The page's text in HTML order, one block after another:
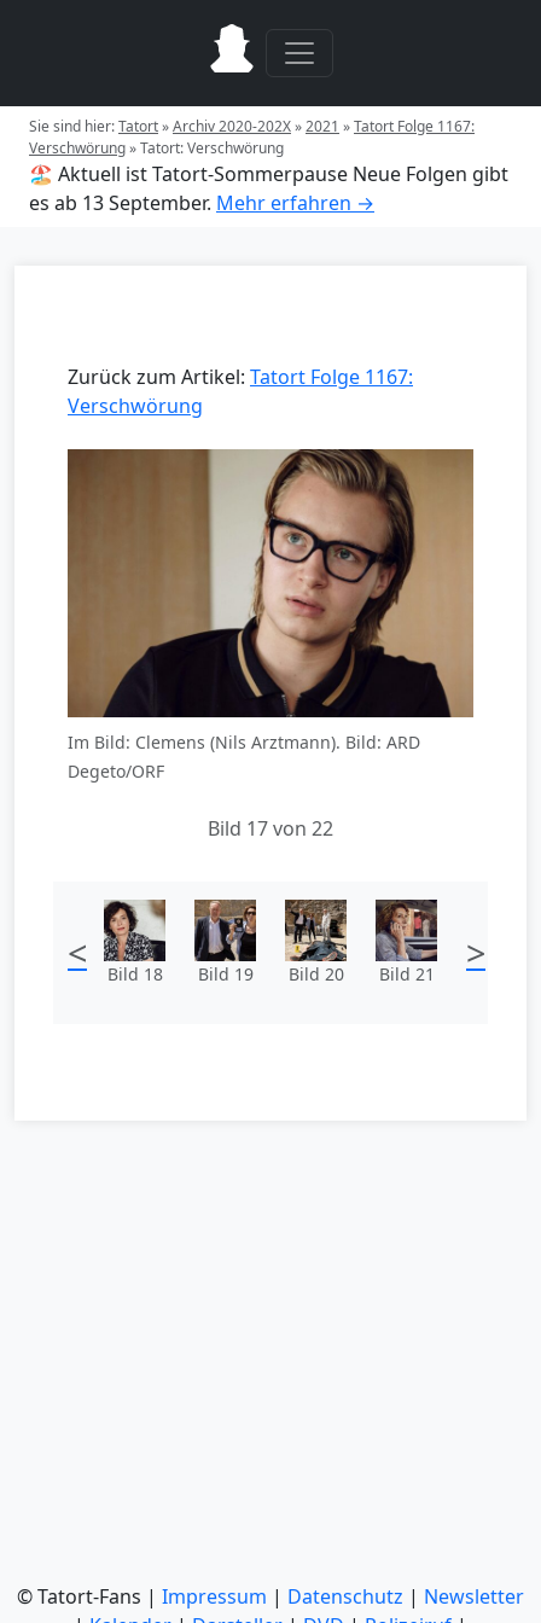
Sie sind hier:Tatort»Archiv 2020-202X»2021 »Tatort Folge 1167:
Verschwörung»Tatort: Verschwörung
🏖️ Aktuell ist Tatort-Sommerpause Neue Folgen gibt
es ab 13 September. Mehr erfahren →
Zurück zum Artikel: Tatort Folge 1167:
Verschwörung
Im Bild: Clemens (Nils Arztmann). Bild: ARD
Degeto/ORF
Bild 17 von 22
< Bild 18 Bild 19 Bild 20 Bild 21 >
© Tatort-Fans | Impressum | Datenschutz | Newsletter